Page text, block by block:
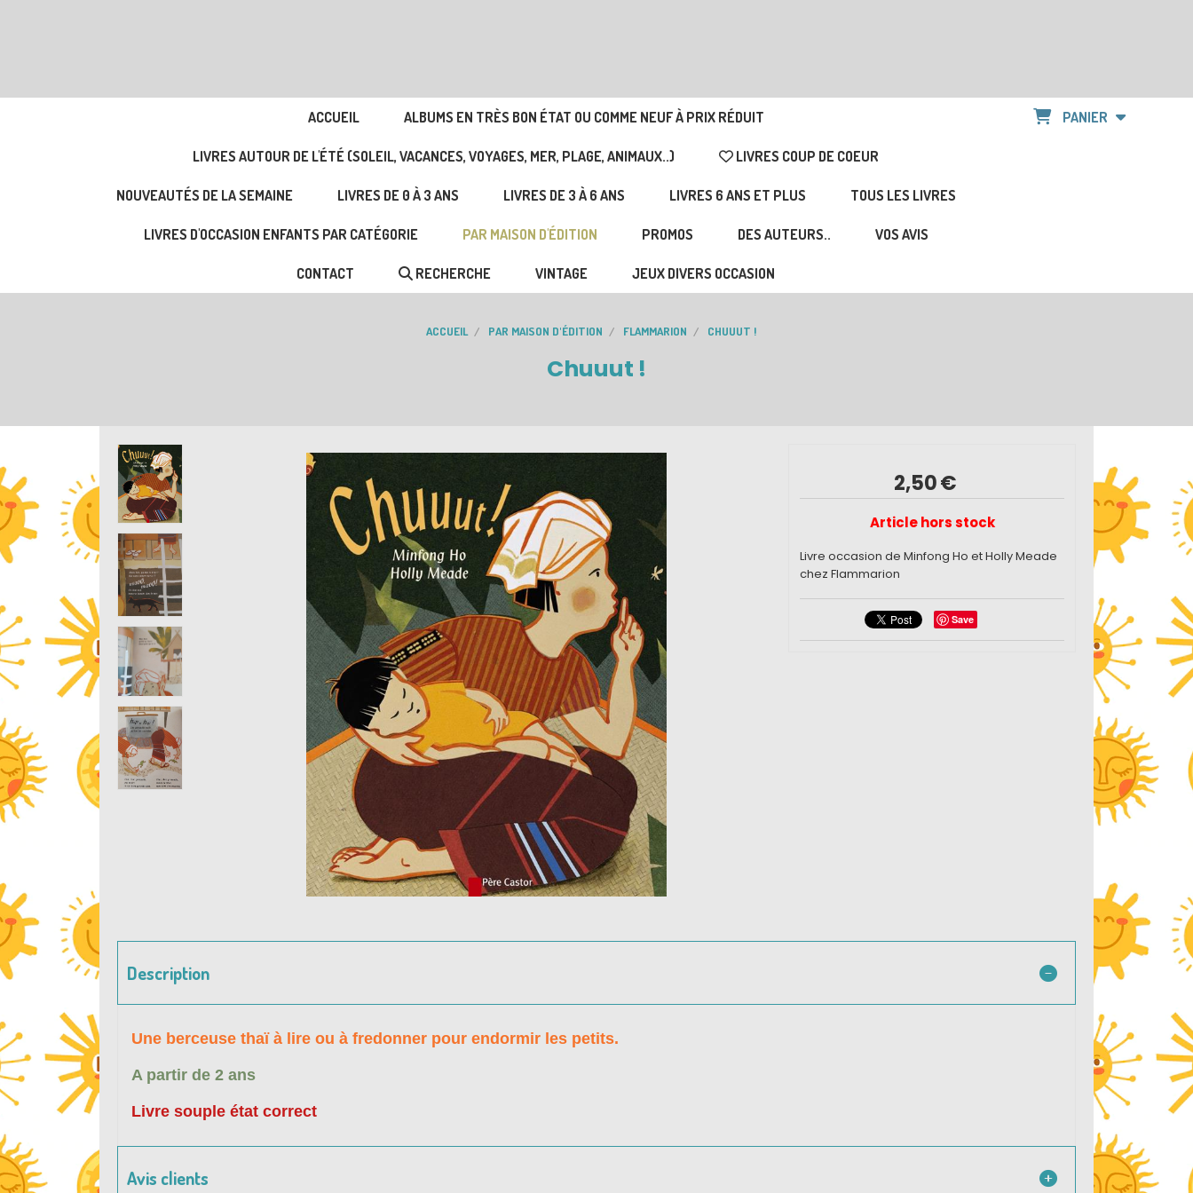
ACCUEIL ALBUMS EN TRÈS BON ÉTAT OU COMME NEUF À PRIX RÉDUIT
LIVRES AUTOUR DE L'ÉTÉ (SOLEIL, VACANCES, VOYAGES, MER, PLAGE, ANIMAUX..) LIVRES COUP DE COEUR
NOUVEAUTÉS DE LA SEMAINE LIVRES DE 0 À 3 ANS LIVRES DE 3 À 6 ANS LIVRES 6 ANS ET PLUS TOUS LES LIVRES
LIVRES D'OCCASION ENFANTS PAR CATÉGORIE PAR MAISON D'ÉDITION PROMOS DES AUTEURS.. VOS AVIS
CONTACT RECHERCHE VINTAGE JEUX DIVERS OCCASION
PANIER
ACCUEIL PAR MAISON D'ÉDITION FLAMMARION CHUUUT !
Chuuut !
2,50€
Article hors stock
Livre occasion de Minfong Ho et Holly Meade
chez Flammarion
Save
Description
Une berceuse thaï à lire ou à fredonner pour endormir les petits.
A partir de 2 ans
Livre souple état correct
Avis clients